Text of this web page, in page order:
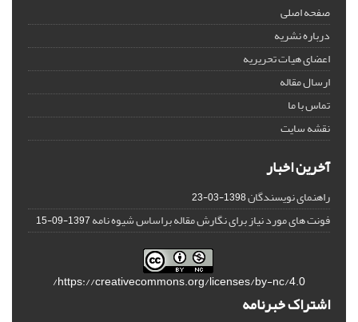
صفحه اصلی
درباره نشریه
اعضای هیات تحریریه
ارسال مقاله
تماس با ما
نقشه سایت
آخرین اخبار
راهنمای نویسندگان1398-03-23
فونت های مورد نیاز برای نگارش مقاله براساس شیوه نامه1397-09-15
https://creativecommons.org/licenses/by-nc/4.0/
اشتراک خبرنامه